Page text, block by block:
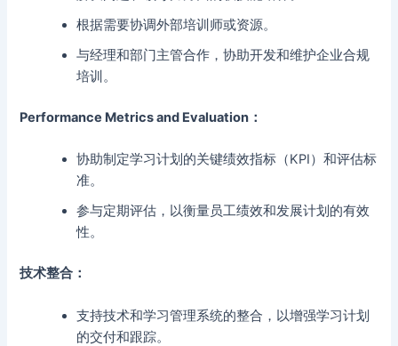
根据需要协调外部培训师或资源。
与经理和部门主管合作，协助开发和维护企业合规
培训。
Performance Metrics and Evaluation：
协助制定学习计划的关键绩效指标（KPI）和评估标
准。
参与定期评估，以衡量员工绩效和发展计划的有效
性。
技术整合：
支持技术和学习管理系统的整合，以增强学习计划
的交付和跟踪。